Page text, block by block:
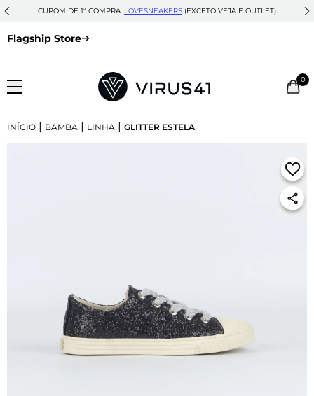
CUPOM DE 1ª COMPRA: LOVESNEAKERS (EXCETO VEJA E OUTLET)
Flagship Store
0
INÍCIO | BAMBA | LINHA | GLITTER ESTELA